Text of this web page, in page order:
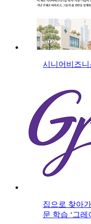
시니어비즈
집으로 찾아
문 학습 ‘그레